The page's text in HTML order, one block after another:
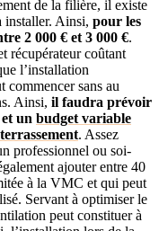
de la filière, il existe
installer. Ainsi, pour les
2 000 € et 3 000 €.
récupérateur coûtant
l’installation
commencer sans au
Ainsi, il faudra prévoir
un budget variable
. Assez
professionnel ou soi-
ajouter entre 40
à la VMC et qui peut
Servant à optimiser le
peut constituer à